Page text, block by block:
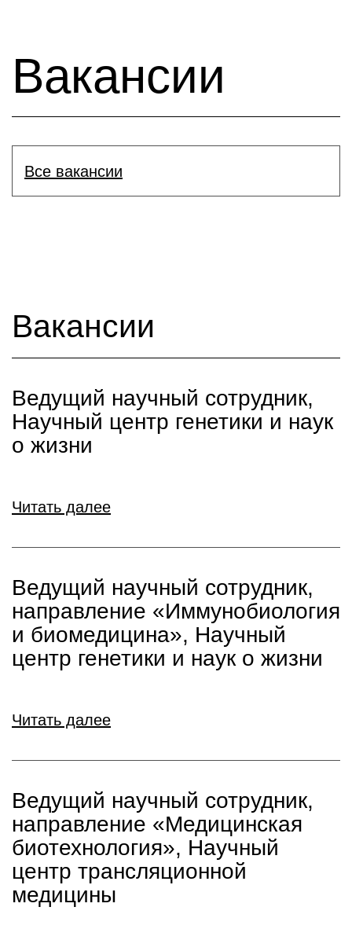
Вакансии
Все вакансии
Вакансии
Ведущий научный сотрудник,
Научный центр генетики и наук
о жизни
Читать далее
Ведущий научный сотрудник,
направление «Иммунобиология
и биомедицина», Научный
центр генетики и наук о жизни
Читать далее
Ведущий научный сотрудник,
направление «Медицинская
биотехнология», Научный
центр трансляционной
медицины